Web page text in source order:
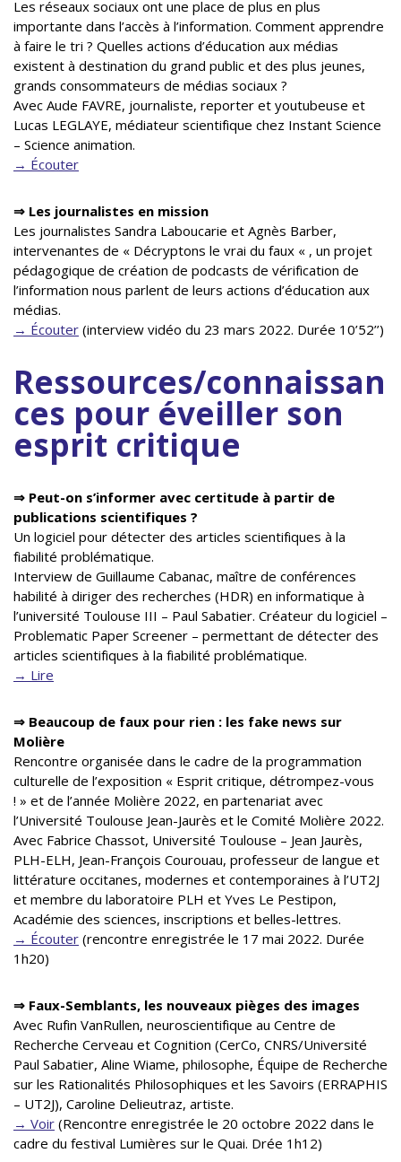
Les réseaux sociaux ont une place de plus en plus
importante dans l’accès à l’information. Comment apprendre
à faire le tri ? Quelles actions d’éducation aux médias
existent à destination du grand public et des plus jeunes,
grands consommateurs de médias sociaux ?
Avec Aude FAVRE, journaliste, reporter et youtubeuse et
Lucas LEGLAYE, médiateur scientifique chez Instant Science
– Science animation.
→ Écouter
⇒ Les journalistes en mission
Les journalistes Sandra Laboucarie et Agnès Barber,
intervenantes de « Décryptons le vrai du faux « , un projet
pédagogique de création de podcasts de vérification de
l’information nous parlent de leurs actions d’éducation aux
médias.
→ Écouter (interview vidéo du 23 mars 2022. Durée 10’52’’)
Ressources/connaissan
ces pour éveiller son
esprit critique
⇒ Peut-on s’informer avec certitude à partir de
publications scientifiques ?
Un logiciel pour détecter des articles scientifiques à la
fiabilité problématique.
Interview de Guillaume Cabanac, maître de conférences
habilité à diriger des recherches (HDR) en informatique à
l’université Toulouse III – Paul Sabatier. Créateur du logiciel –
Problematic Paper Screener – permettant de détecter des
articles scientifiques à la fiabilité problématique.
→ Lire
⇒ Beaucoup de faux pour rien : les fake news sur
Molière
Rencontre organisée dans le cadre de la programmation
culturelle de l’exposition « Esprit critique, détrompez-vous
! » et de l’année Molière 2022, en partenariat avec
l’Université Toulouse Jean-Jaurès et le Comité Molière 2022.
Avec Fabrice Chassot, Université Toulouse – Jean Jaurès,
PLH-ELH, Jean-François Courouau, professeur de langue et
littérature occitanes, modernes et contemporaines à l’UT2J
et membre du laboratoire PLH et Yves Le Pestipon,
Académie des sciences, inscriptions et belles-lettres.
→ Écouter (rencontre enregistrée le 17 mai 2022. Durée
1h20)
⇒ Faux-Semblants, les nouveaux pièges des images
Avec Rufin VanRullen, neuroscientifique au Centre de
Recherche Cerveau et Cognition (CerCo, CNRS/Université
Paul Sabatier, Aline Wiame, philosophe, Équipe de Recherche
sur les Rationalités Philosophiques et les Savoirs (ERRAPHIS
– UT2J), Caroline Delieutraz, artiste.
→ Voir (Rencontre enregistrée le 20 octobre 2022 dans le
cadre du festival Lumières sur le Quai. Drée 1h12)